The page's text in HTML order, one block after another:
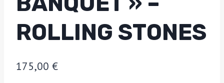
ROLLING STONES
175,00 €